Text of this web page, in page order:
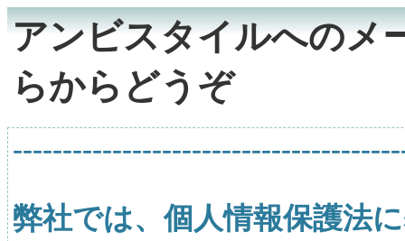
アンビスタイルへのメ
らからどうぞ
弊社では、個人情報保護法